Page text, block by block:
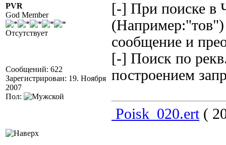
PVR
God Member
Отсутствует
Сообщений: 622
Зарегистрирован: 19. Ноября
2007
Пол:
[-] При поиске в
сообщение и
[-] Поиск по
построением
Poisk_020.ert(